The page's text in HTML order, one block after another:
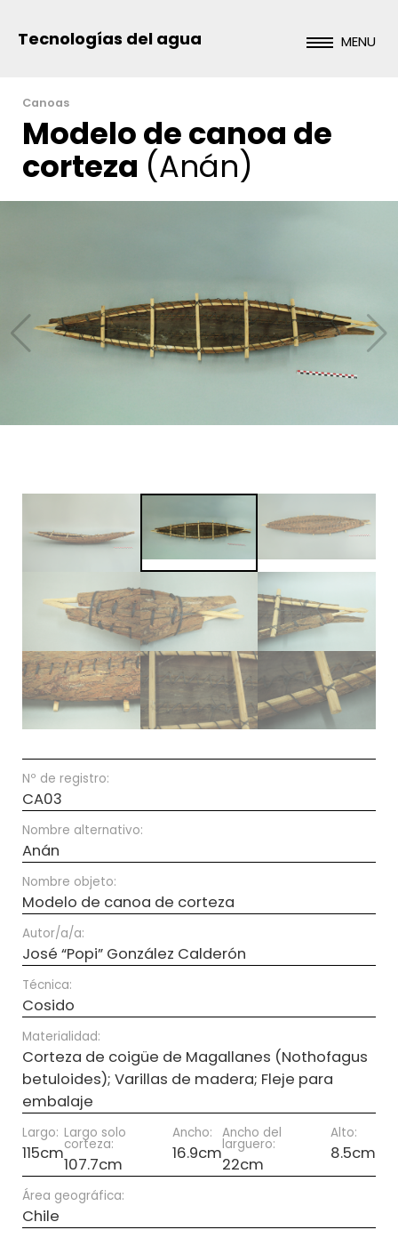
Tecnologías del agua MENU
Canoas
Modelo de canoa de
corteza (Anán)
Nº de registro:
CA03
Nombre alternativo:
Anán
Nombre objeto:
Modelo de canoa de corteza
Autor/a/a:
José “Popi” González Calderón
Técnica:
Cosido
Materialidad:
Corteza de coigüe de Magallanes (Nothofagus
betuloides); Varillas de madera; Fleje para
embalaje
Largo:
115cm
Largo solo
corteza:
107.7cm
Ancho:
16.9cm
Ancho del
larguero:
22cm
Alto:
8.5cm
Área geográfica:
Chile